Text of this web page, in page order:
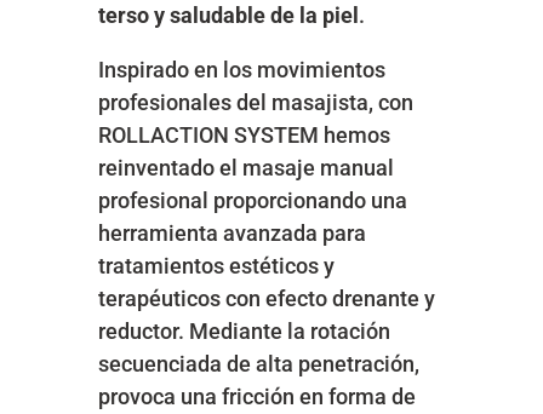
terso y saludable de la piel.
Inspirado en los movimientos
profesionales del masajista, con
ROLLACTION SYSTEM hemos
reinventado el masaje manual
profesional proporcionando una
herramienta avanzada para
tratamientos estéticos y
terapéuticos con efecto drenante y
reductor. Mediante la rotación
secuenciada de alta penetración,
provoca una fricción en forma de